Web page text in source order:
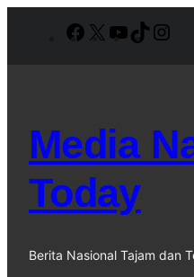
Facebook
X YouTube
TikTok
Media
Today
Berita Nasional Tajam dan